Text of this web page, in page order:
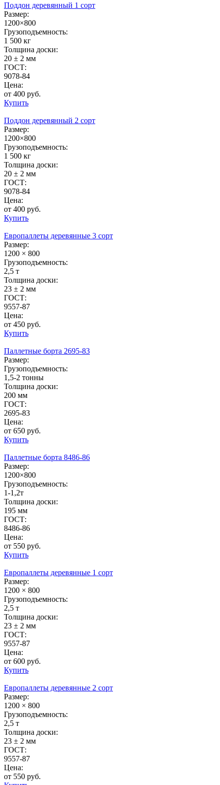
Поддон деревянный 1 сорт
Размер:
1200×800
Грузоподъемность:
1 500 кг
Толщина доски:
20 ± 2 мм
ГОСТ:
9078-84
Цена:
от 400 руб.
Купить
Поддон деревянный 2 сорт
Размер:
1200×800
Грузоподъемность:
1 500 кг
Толщина доски:
20 ± 2 мм
ГОСТ:
9078-84
Цена:
от 400 руб.
Купить
Европаллеты деревянные 3 сорт
Размер:
1200 × 800
Грузоподъемность:
2,5 т
Толщина доски:
23 ± 2 мм
ГОСТ:
9557-87
Цена:
от 450 руб.
Купить
Паллетные борта 2695-83
Размер:
Грузоподъемность:
1,5-2 тонны
Толщина доски:
200 мм
ГОСТ:
2695-83
Цена:
от 650 руб.
Купить
Паллетные борта 8486-86
Размер:
1200×800
Грузоподъемность:
1-1,2т
Толщина доски:
195 мм
ГОСТ:
8486-86
Цена:
от 550 руб.
Купить
Европаллеты деревянные 1 сорт
Размер:
1200 × 800
Грузоподъемность:
2,5 т
Толщина доски:
23 ± 2 мм
ГОСТ:
9557-87
Цена:
от 600 руб.
Купить
Европаллеты деревянные 2 сорт
Размер:
1200 × 800
Грузоподъемность:
2,5 т
Толщина доски:
23 ± 2 мм
ГОСТ:
9557-87
Цена:
от 550 руб.